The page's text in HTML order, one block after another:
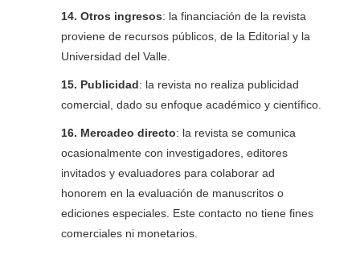
14. Otros ingresos: la financiación de la revista
proviene de recursos públicos, de la Editorial y la
Universidad del Valle.
15. Publicidad: la revista no realiza publicidad
comercial, dado su enfoque académico y científico.
16. Mercadeo directo: la revista se comunica
ocasionalmente con investigadores, editores
invitados y evaluadores para colaborar ad
honorem en la evaluación de manuscritos o
ediciones especiales. Este contacto no tiene fines
comerciales ni monetarios.